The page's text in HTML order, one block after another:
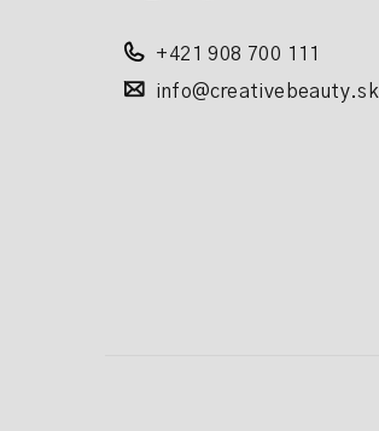
+421 908 700 111
info@creativebeauty.sk